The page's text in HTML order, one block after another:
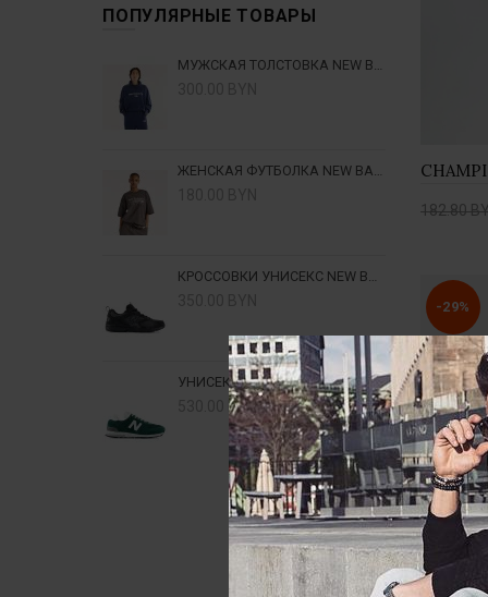
ПОПУЛЯРНЫЕ ТОВАРЫ
МУЖСКАЯ ТОЛСТОВКА NEW BALANCE TRACKSIDE MT62W318NNY - ТЕМНО-СИНЯЯ
ЖЕНСКАЯ ФУТБОЛКА NEW BALANCE TRACKSIDE WT6297MKBLK - КОРИЧНЕВАЯ
КРОССОВКИ УНИСЕКС NEW BALANCE ML408BB - ЧЕРНЫЕ
УНИСЕКС ОБУВЬ NEW BALANCE U57421A - ЗЕЛЕНЫЕ
530.00 BYN
182.80
-29%